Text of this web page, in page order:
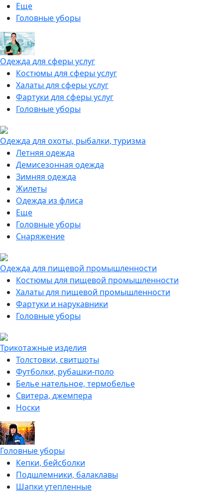
Еще
Головные уборы
Одежда для сферы услуг
Костюмы для сферы услуг
Халаты для сферы услуг
Фартуки для сферы услуг
Головные уборы
Одежда для охоты, рыбалки, туризма
Летняя одежда
Демисезонная одежда
Зимняя одежда
Жилеты
Одежда из флиса
Еще
Головные уборы
Снаряжение
Одежда для пищевой промышленности
Костюмы для пищевой промышленности
Халаты для пищевой промышленности
Фартуки и нарукавники
Головные уборы
Трикотажные изделия
Толстовки, свитшоты
Футболки, рубашки-поло
Белье нательное, термобелье
Свитера, джемпера
Носки
Головные уборы
Кепки, бейсболки
Подшлемники, балаклавы
Шапки утепленные